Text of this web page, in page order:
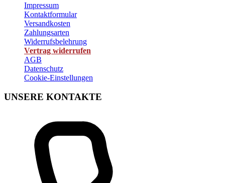
Impressum
Kontaktformular
Versandkosten
Zahlungsarten
Widerrufsbelehrung
Vertrag widerrufen
AGB
Datenschutz
Cookie-Einstellungen
UNSERE KONTAKTE